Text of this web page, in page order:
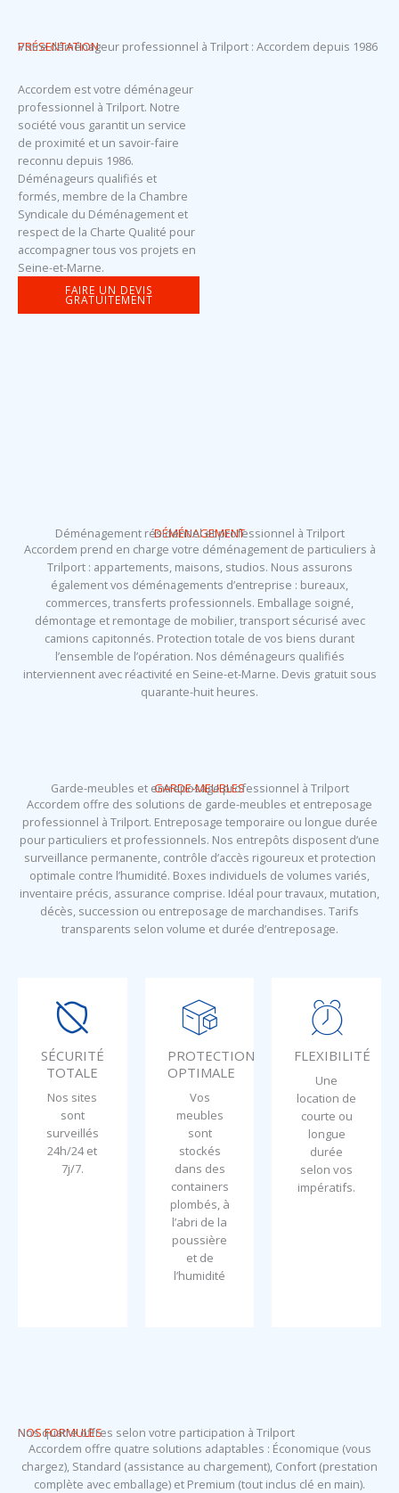
PRÉSENTATION
Votre déménageur professionnel à Trilport : Accordem depuis 1986
Accordem est votre déménageur
professionnel à Trilport. Notre
société vous garantit un service
de proximité et un savoir-faire
reconnu depuis 1986.
Déménageurs qualifiés et
formés, membre de la Chambre
Syndicale du Déménagement et
respect de la Charte Qualité pour
accompagner tous vos projets en
Seine-et-Marne.
FAIRE UN DEVIS
GRATUITEMENT
DÉMÉNAGEMENT
Déménagement résidentiel et professionnel à Trilport
Accordem prend en charge votre déménagement de particuliers à
Trilport : appartements, maisons, studios. Nous assurons
également vos déménagements d’entreprise : bureaux,
commerces, transferts professionnels. Emballage soigné,
démontage et remontage de mobilier, transport sécurisé avec
camions capitonnés. Protection totale de vos biens durant
l’ensemble de l’opération. Nos déménageurs qualifiés
interviennent avec réactivité en Seine-et-Marne. Devis gratuit sous
quarante-huit heures.
GARDE-MEUBLES
Garde-meubles et entreposage professionnel à Trilport
Accordem offre des solutions de garde-meubles et entreposage
professionnel à Trilport. Entreposage temporaire ou longue durée
pour particuliers et professionnels. Nos entrepôts disposent d’une
surveillance permanente, contrôle d’accès rigoureux et protection
optimale contre l’humidité. Boxes individuels de volumes variés,
inventaire précis, assurance comprise. Idéal pour travaux, mutation,
décès, succession ou entreposage de marchandises. Tarifs
transparents selon volume et durée d’entreposage.
SÉCURITÉ
TOTALE
Nos sites
sont
surveillés
24h/24 et
7j/7.
PROTECTION
OPTIMALE
Vos
meubles
sont
stockés
dans des
containers
plombés, à
l’abri de la
poussière
et de
l’humidité
FLEXIBILITÉ
Une
location de
courte ou
longue
durée
selon vos
impératifs.
NOS FORMULES
Nos quatre offres selon votre participation à Trilport
Accordem offre quatre solutions adaptables : Économique (vous
chargez), Standard (assistance au chargement), Confort (prestation
complète avec emballage) et Premium (tout inclus clé en main).